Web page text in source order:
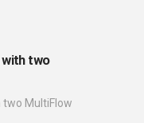
with two
two MultiFlow